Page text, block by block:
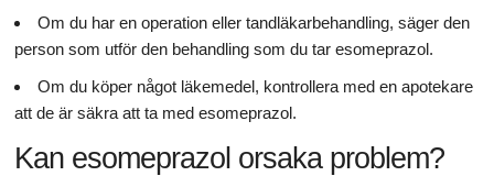
Om du har en operation eller tandläkarbehandling, säger den
person som utför den behandling som du tar esomeprazol.
Om du köper något läkemedel, kontrollera med en apotekare
att de är säkra att ta med esomeprazol.
Kan esomeprazol orsaka problem?